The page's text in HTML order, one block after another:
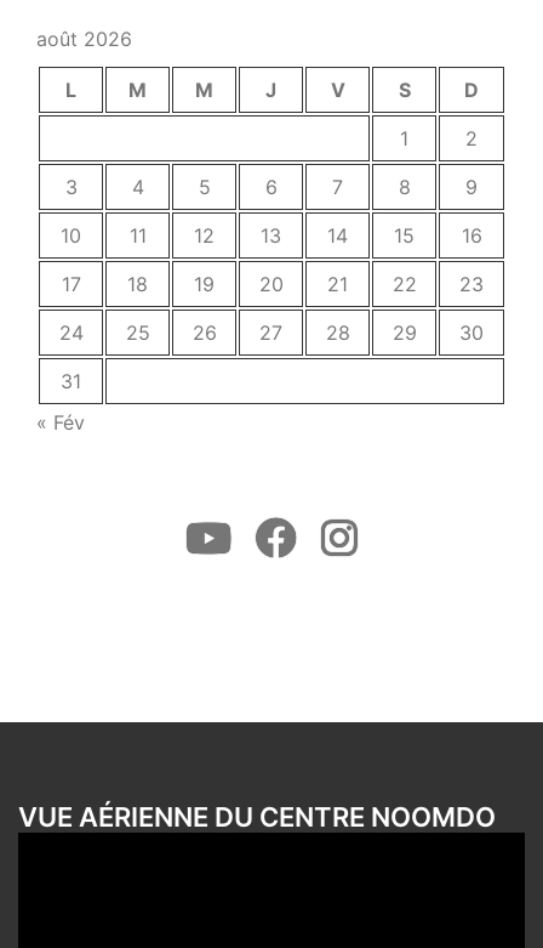
août 2026
L M M J V S
D
1
2
3
4 5 6 7 8
9
10
11 12 13 14 15
16
17
18 19 20 21 22
23
24
25 26 27 28 29
30
31
« Fév
Youtube FacebookInstagram
VUE AÉRIENNE DU CENTRE NOOMDO